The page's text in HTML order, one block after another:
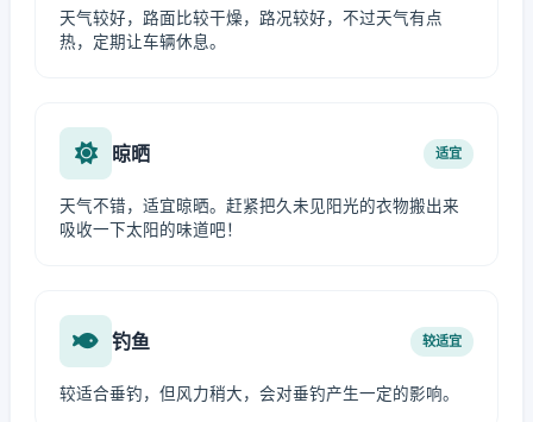
天气较好，路面比较干燥，路况较好，不过天气有点
热，定期让车辆休息。
晾晒 适宜
天气不错，适宜晾晒。赶紧把久未见阳光的衣物搬出来
吸收一下太阳的味道吧！
钓鱼 较适宜
较适合垂钓，但风力稍大，会对垂钓产生一定的影响。